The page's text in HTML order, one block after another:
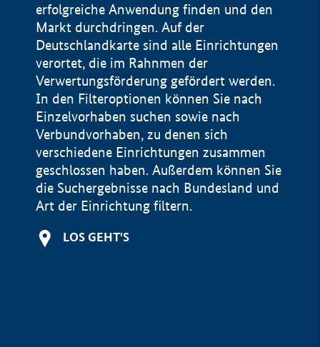
erfolgreiche Anwendung finden und den
Markt durchdringen. Auf der
Deutschlandkarte sind alle Einrichtungen
verortet, die im Rahnmen der
Verwertungsförderung gefördert werden.
In den Filteroptionen können Sie nach
Einzelvorhaben suchen sowie nach
Verbundvorhaben, zu denen sich
verschiedene Einrichtungen zusammen
geschlossen haben. Außerdem können Sie
die Suchergebnisse nach Bundesland und
Art der Einrichtung filtern.
LOS GEHT'S